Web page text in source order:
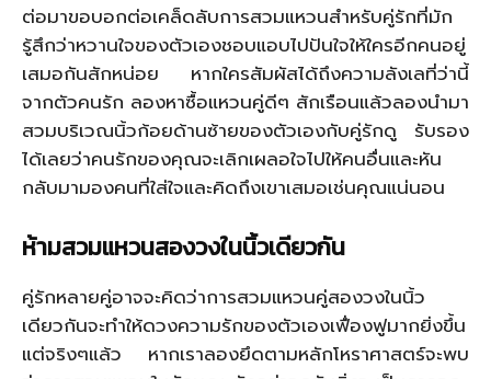
ต่อมาขอบอกต่อเคล็ดลับการสวมแหวนสำหรับคู่รักที่มัก
รู้สึกว่าหวานใจของตัวเองชอบแอบไปปันใจให้ใครอีกคนอยู่
เสมอกันสักหน่อย หากใครสัมผัสได้ถึงความลังเลที่ว่านี้
จากตัวคนรัก ลองหาซื้อแหวนคู่ดีๆ สักเรือนแล้วลองนำมา
สวมบริเวณนิ้วก้อยด้านซ้ายของตัวเองกับคู่รักดู รับรอง
ได้เลยว่าคนรักของคุณจะเลิกเผลอใจไปให้คนอื่นและหัน
กลับมามองคนที่ใส่ใจและคิดถึงเขาเสมอเช่นคุณแน่นอน
ห้ามสวมแหวนสองวงในนิ้วเดียวกัน
คู่รักหลายคู่อาจจะคิดว่าการสวมแหวนคู่สองวงในนิ้ว
เดียวกันจะทำให้ดวงความรักของตัวเองเฟื่องฟูมากยิ่งขึ้น
แต่จริงๆแล้ว หากเราลองยึดตามหลักโหราศาสตร์จะพบ